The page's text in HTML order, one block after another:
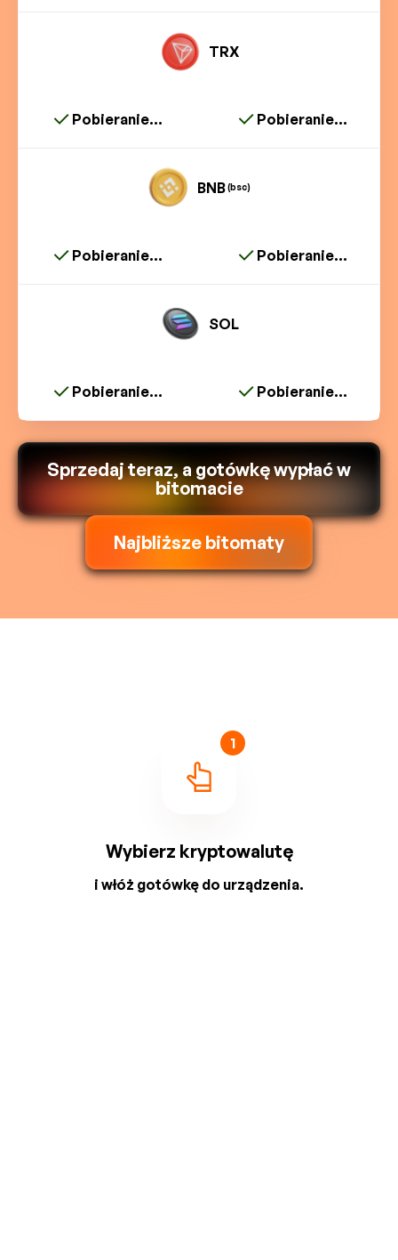
TRX
Pobieranie... Pobieranie...
BNB(bsc)
Pobieranie... Pobieranie...
SOL
Pobieranie... Pobieranie...
Sprzedaj teraz, a gotówkę wypłać w
bitomacie
Najbliższe bitomaty
1
Wybierz kryptowalutę
i włóż gotówkę do urządzenia.